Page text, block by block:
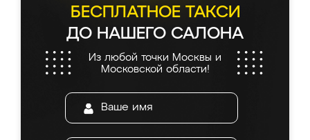
БЕСПЛАТНОЕ ТАКСИ
ДО НАШЕГО САЛОНА
Из любой точки Москвы и
Московской области!